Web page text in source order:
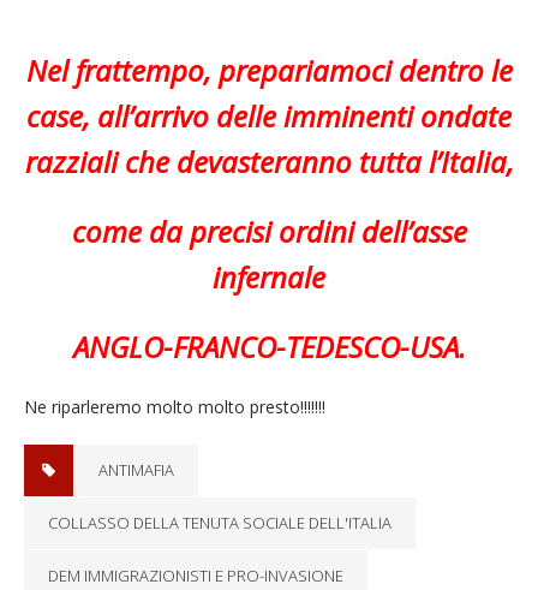
Nel frattempo, prepariamoci dentro le
case, all’arrivo delle imminenti ondate
razziali che devasteranno tutta l’Italia,
come da precisi ordini dell’asse
infernale
ANGLO-FRANCO-TEDESCO-USA.
Ne riparleremo molto molto presto!!!!!!!
ANTIMAFIA
COLLASSO DELLA TENUTA SOCIALE DELL'ITALIA
DEM IMMIGRAZIONISTI E PRO-INVASIONE